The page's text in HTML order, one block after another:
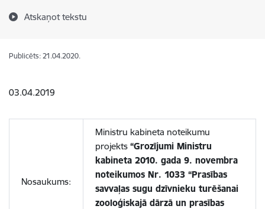
Atskaņot tekstu
Publicēts: 21.04.2020.
03.04.2019
Nosaukums:
Ministru kabineta noteikumu
projekts “Grozījumi Ministru
kabineta 2010. gada 9. novembra
noteikumos Nr. 1033 “Prasības
savvaļas sugu dzīvnieku turēšanai
zooloģiskajā dārzā un prasības